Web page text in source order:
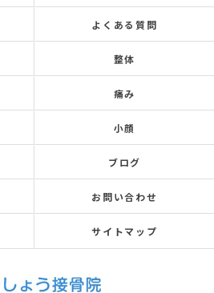
よくある質問
整体
痛み
小顔
ブログ
お問い合わせ
サイトマップ